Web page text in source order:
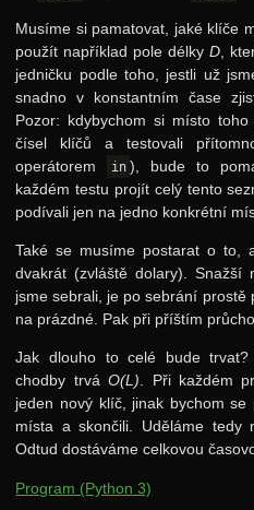
Musíme si pamatovat, jaké klíče
použít například pole délky D,
jedničku podle toho, jestli už
snadno v konstantním čase
Pozor: kdybychom si místo
čísel klíčů a testovali
operátorem
in ), bude to
každém testu projít celý tento
podívali jen na jedno konkrétní
Také se musíme postarat o to,
dvakrát (zvláště dolary).
jsme sebrali, je po sebrání
na prázdné. Pak při příštím
Jak dlouho to celé bude
chodby trváO(L). Při každém
jeden nový klíč, jinak bychom
místa a skončili. Uděláme tedy
Odtud dostáváme celkovou
Program (Python 3)